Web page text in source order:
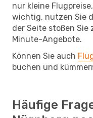
nur kleine
wichtig, nutzen Sie
der Seite stoßen
Minute-Angebote.
Können Sie auch
buchen und
Häufige